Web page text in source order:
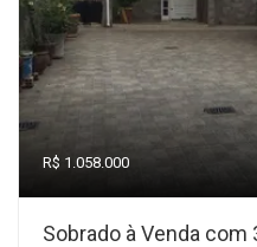
R$ 1.058.000
Sobrado à Venda com